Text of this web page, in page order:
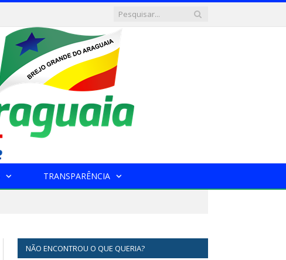
TRANSPARÊNCIA
NÃO ENCONTROU O QUE QUERIA?